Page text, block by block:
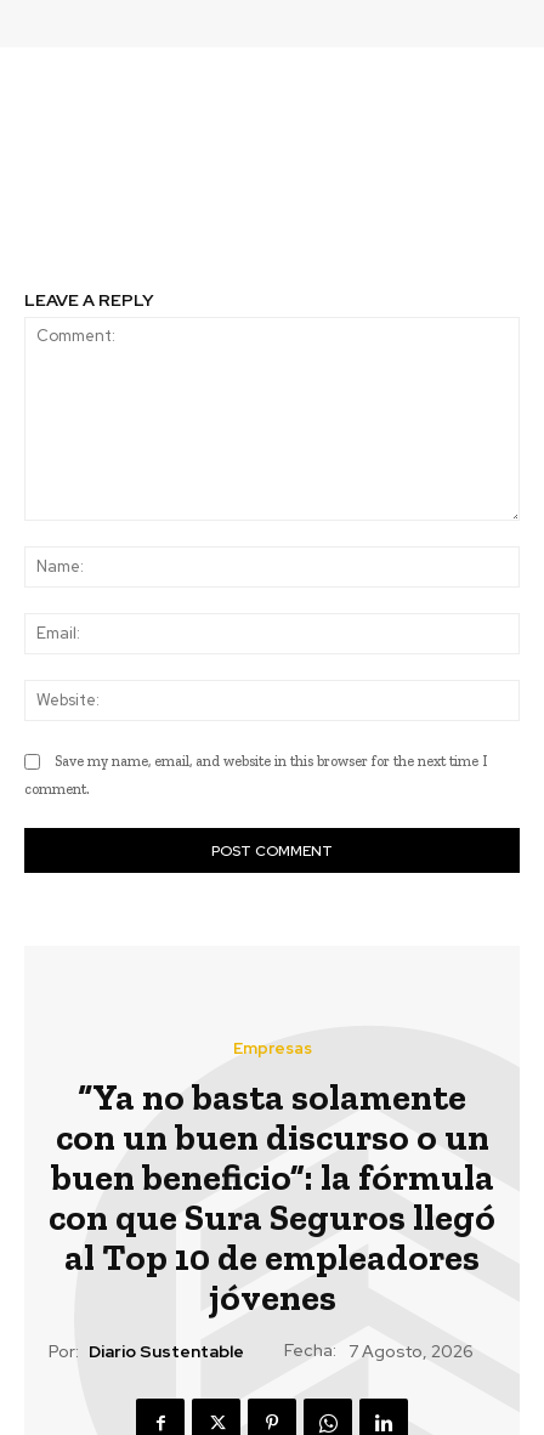
LEAVE A REPLY
Save my name, email, and website in this browser for the next time I
comment.